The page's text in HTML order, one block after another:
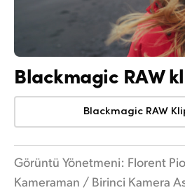
Blackmagic RAW
Blackmagic RAW
Görüntü Yönetmeni: Florent
Kameraman / Birinci Kamera